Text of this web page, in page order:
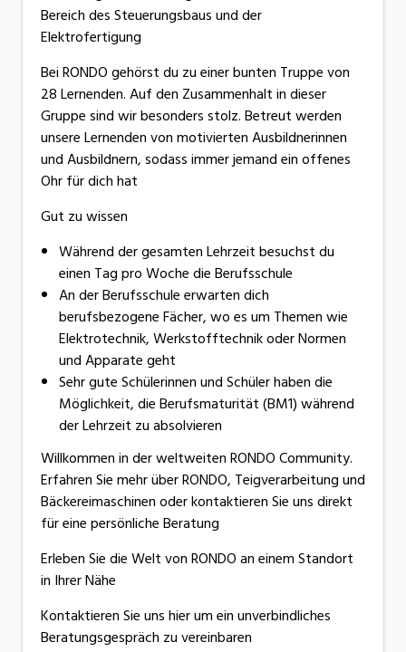
Bereich des Steuerungsbaus und der
Elektrofertigung
Bei RONDO gehörst du zu einer bunten Truppe von
28 Lernenden. Auf den Zusammenhalt in dieser
Gruppe sind wir besonders stolz. Betreut werden
unsere Lernenden von motivierten Ausbildnerinnen
und Ausbildnern, sodass immer jemand ein offenes
Ohr für dich hat
Gut zu wissen
Während der gesamten Lehrzeit besuchst du
einen Tag pro Woche die Berufsschule
An der Berufsschule erwarten dich
berufsbezogene Fächer, wo es um Themen wie
Elektrotechnik, Werkstofftechnik oder Normen
und Apparate geht
Sehr gute Schülerinnen und Schüler haben die
Möglichkeit, die Berufsmaturität (BM1) während
der Lehrzeit zu absolvieren
Willkommen in der weltweiten RONDO Community.
Erfahren Sie mehr über RONDO, Teigverarbeitung und
Bäckereimaschinen oder kontaktieren Sie uns direkt
für eine persönliche Beratung
Erleben Sie die Welt von RONDO an einem Standort
in Ihrer Nähe
Kontaktieren Sie uns hier um ein unverbindliches
Beratungsgespräch zu vereinbaren